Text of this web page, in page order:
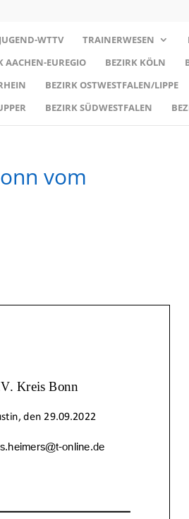
WTTV TRAINERWESEN
AACHEN-EUREGIO BEZIRK KÖLN
BEZIRK OSTWESTFALEN/LIPPE
BEZIRK SÜDWESTFALEN
vom